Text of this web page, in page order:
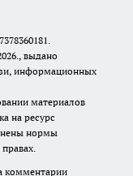
выдано
информационных
материалов
на ресурс
нормы
комментарии